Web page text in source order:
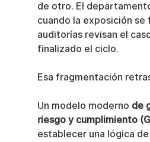
de otro. El
cuando la exposición se
auditorías revisan el
finalizado el ciclo.
Esa fragmentación
Un modelo moderno de
riesgo y cumplimiento
establecer una lógica